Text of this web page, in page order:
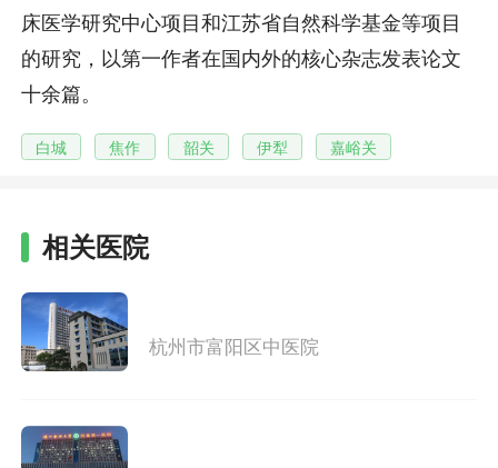
床医学研究中心项目和江苏省自然科学基金等项目
的研究，以第一作者在国内外的核心杂志发表论文
十余篇。
白城 焦作 韶关 伊犁 嘉峪关
相关医院
杭州市富阳区中医院